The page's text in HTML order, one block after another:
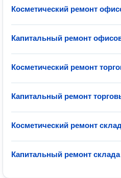
Косметический ремонт
Капитальный ремонт
Косметический ремонт
Капитальный ремонт
Косметический ремонт
Капитальный ремонт склада